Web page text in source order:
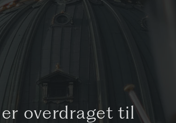
overdraget til